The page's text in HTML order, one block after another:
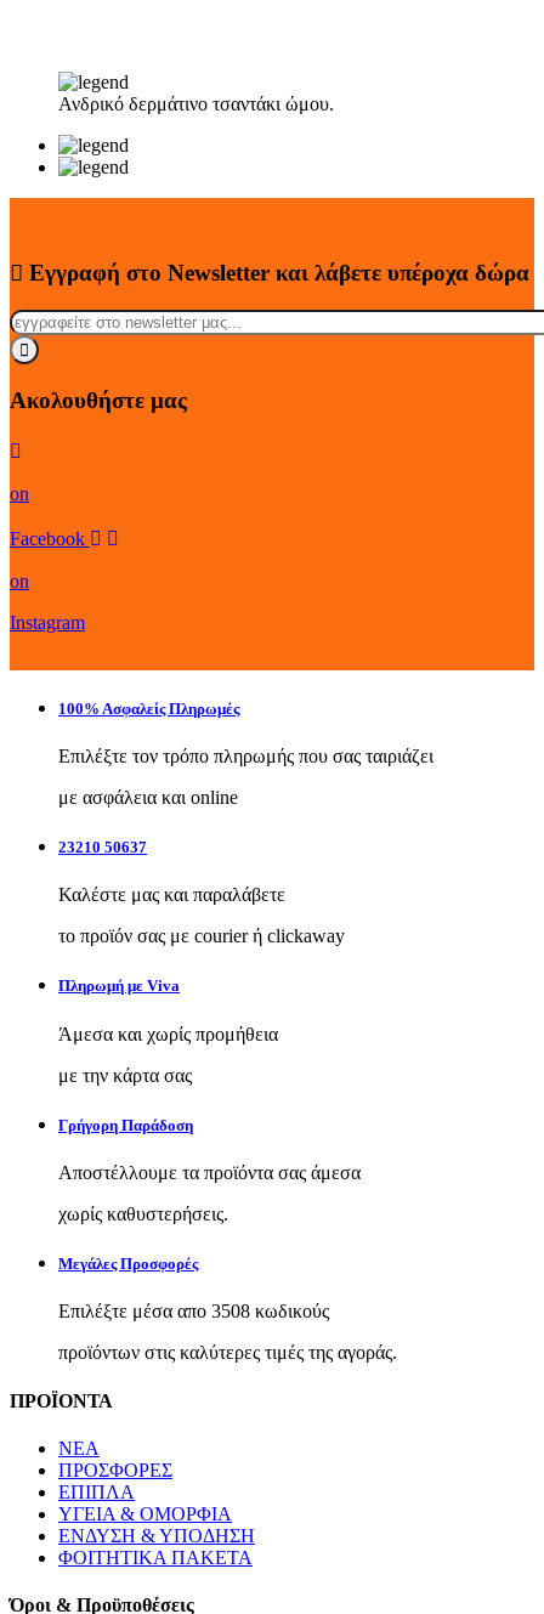
Ανδρικό δερμάτινο τσαντάκι ώμου.
Εγγραφή στο Newsletter και λάβετε υπέροχα δώρα
Ακολουθήστε μας
on
Facebook
on
Instagram
100% Ασφαλείς Πληρωμές
Επιλέξτε τον τρόπο πληρωμής που σας ταιριάζει
με ασφάλεια και online
23210 50637
Καλέστε μας και παραλάβετε
το προϊόν σας με courier ή clickaway
Πληρωμή με Viva
Άμεσα και χωρίς προμήθεια
με την κάρτα σας
Γρήγορη Παράδοση
Αποστέλλουμε τα προϊόντα σας άμεσα
χωρίς καθυστερήσεις.
Μεγάλες Προσφορές
Επιλέξτε μέσα απο 3508 κωδικούς
προϊόντων στις καλύτερες τιμές της αγοράς.
ΠΡΟΪΟΝΤΑ
ΝΕΑ
ΠΡΟΣΦΟΡΕΣ
ΕΠΙΠΛΑ
ΥΓΕΙΑ & ΟΜΟΡΦΙΑ
ΕΝΔΥΣΗ & ΥΠΟΔΗΣΗ
ΦΟΙΤΗΤΙΚΑ ΠΑΚΕΤΑ
Όροι & Προϋποθέσεις